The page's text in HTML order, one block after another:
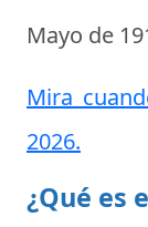
Mayo de
Mira
2026.
¿Qué es